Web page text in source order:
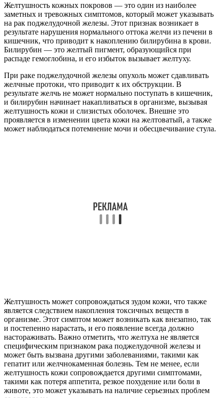
Желтушность кожных покровов — это один из наиболее
заметных и тревожных симптомов, который может указывать
на рак поджелудочной железы. Этот признак возникает в
результате нарушения нормального оттока желчи из печени в
кишечник, что приводит к накоплению билирубина в крови.
Билирубин — это желтый пигмент, образующийся при
распаде гемоглобина, и его избыток вызывает желтуху.
При раке поджелудочной железы опухоль может сдавливать
желчные протоки, что приводит к их обструкции. В
результате желчь не может нормально поступать в кишечник,
и билирубин начинает накапливаться в организме, вызывая
желтушность кожи и слизистых оболочек. Внешне это
проявляется в изменении цвета кожи на желтоватый, а также
может наблюдаться потемнение мочи и обесцвечивание стула.
Желтушность может сопровождаться зудом кожи, что также
является следствием накопления токсичных веществ в
организме. Этот симптом может возникать как внезапно, так
и постепенно нарастать, и его появление всегда должно
настораживать. Важно отметить, что желтуха не является
специфическим признаком рака поджелудочной железы и
может быть вызвана другими заболеваниями, такими как
гепатит или желчнокаменная болезнь. Тем не менее, если
желтушность кожи сопровождается другими симптомами,
такими как потеря аппетита, резкое похудение или боли в
животе, это может указывать на наличие серьезных проблем